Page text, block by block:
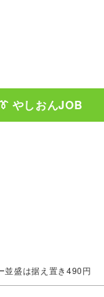
やしおんJOB
並盛は据え置き490円